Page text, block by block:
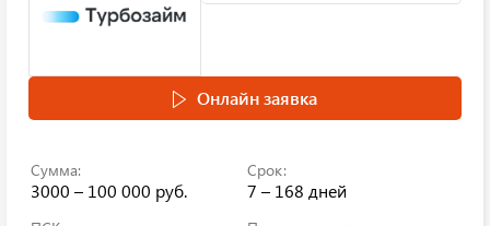
Онлайн заявка
Сумма:
3000 – 100 000 руб.
Срок:
7 – 168 дней